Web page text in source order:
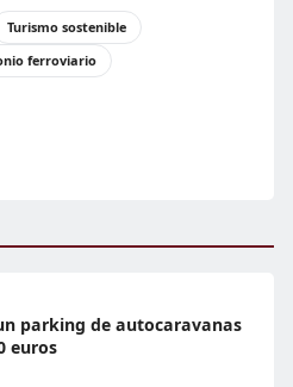
Turismo sostenible
ferroviario
parking de autocaravanas
euros